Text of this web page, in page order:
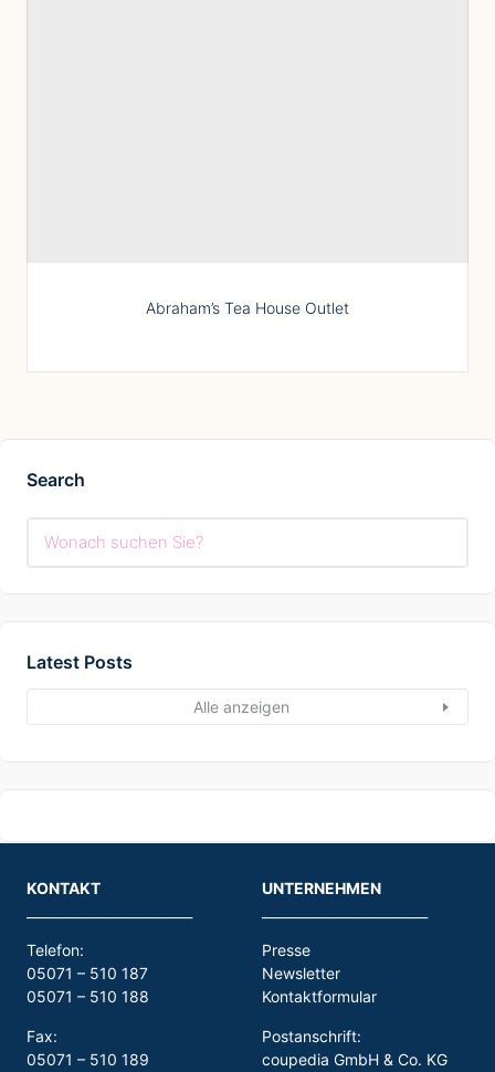
Abraham’s Tea House Outlet
Search
Latest Posts
Alle anzeigen
KONTAKT
Telefon:
05071 – 510 187
05071 – 510 188
Fax:
05071 – 510 189
UNTERNEHMEN
Presse
Newsletter
Kontaktformular
Postanschrift:
coupedia GmbH & Co. KG